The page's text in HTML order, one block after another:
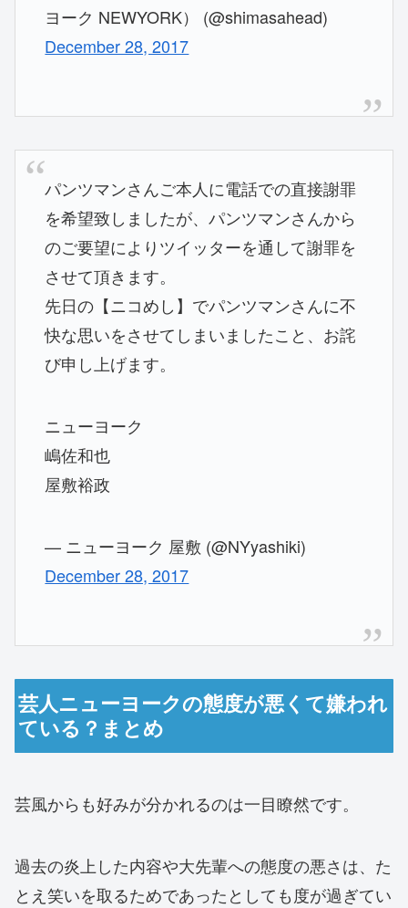
ヨーク NEWYORK） (@shimasahead)
December 28, 2017
パンツマンさんご本人に電話での直接謝罪
を希望致しましたが、パンツマンさんから
のご要望によりツイッターを通して謝罪を
させて頂きます。
先日の【ニコめし】でパンツマンさんに不
快な思いをさせてしまいましたこと、お詫
び申し上げます。
ニューヨーク
嶋佐和也
屋敷裕政
— ニューヨーク 屋敷 (@NYyashiki)
December 28, 2017
芸人ニューヨークの態度が悪くて嫌われ
ている？まとめ
芸風からも好みが分かれるのは一目瞭然です。
過去の炎上した内容や大先輩への態度の悪さは、た
とえ笑いを取るためであったとしても度が過ぎてい